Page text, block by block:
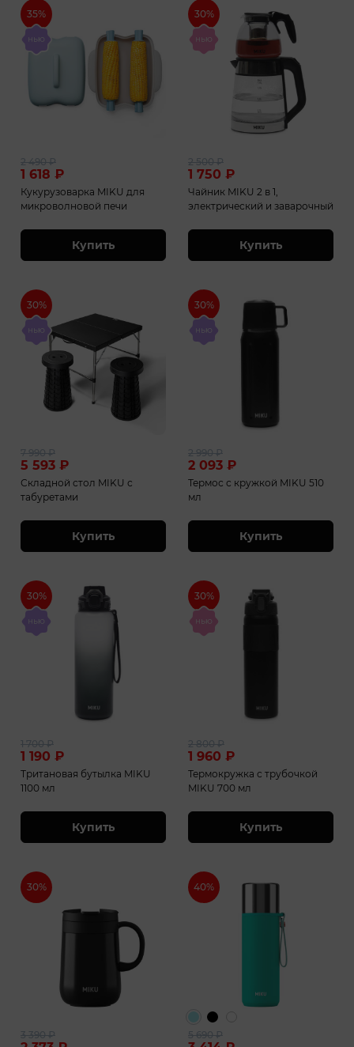
35%
1 618 ₽
2 490₽
Кукурузоварка MIKU для
микроволновой печи
Купить
30%
1 750 ₽
2 500₽
Чайник MIKU 2 в 1,
электрический и заварочный
Купить
30%
5 593 ₽
7 990₽
Складной стол MIKU с
табуретами
Купить
30%
2 093 ₽
2 990₽
Термос с кружкой MIKU 510
мл
Купить
30%
1 190 ₽
1 700₽
Тритановая бутылка MIKU
1100 мл
Купить
30%
1 960 ₽
2 800₽
Термокружка с трубочкой
MIKU 700 мл
Купить
30%
3 390₽
40%
5 690₽